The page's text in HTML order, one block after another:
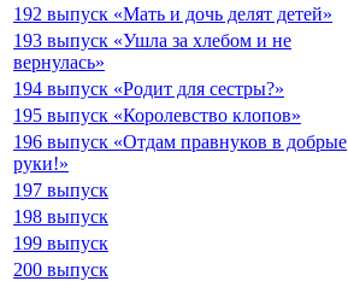
192 выпуск «Мать и дочь делят детей»
193 выпуск «Ушла за хлебом и не
вернулась»
194 выпуск «Родит для сестры?»
195 выпуск «Королевство клопов»
196 выпуск «Отдам правнуков в добрые
руки!»
197 выпуск
198 выпуск
199 выпуск
200 выпуск